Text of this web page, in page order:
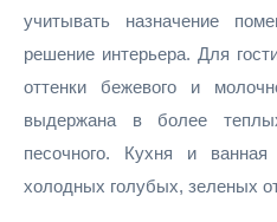
учитывать назначение
решение интерьера. Для
оттенки бежевого и
выдержана в более
песочного. Кухня и
холодных голубых, зеленых